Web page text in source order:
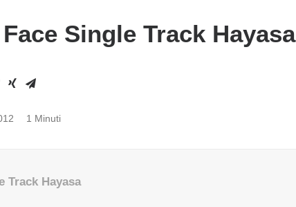
Single Track Hayasa
1 Minuti
Track Hayasa